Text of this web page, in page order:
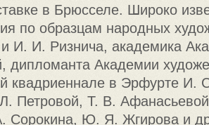
в Брюсселе. Широко
по образцам народных
и И. И. Ризнича, академика
дипломанта Академии
квадриеннале в Эрфурте И.
Петровой, Т. В.
Сорокина, Ю. Я. Жгирова и